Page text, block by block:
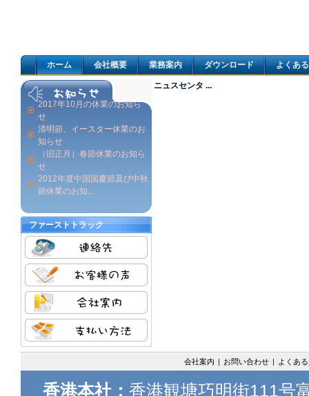
ホーム 会社概要 業務案内 ダウンロード よくあ
2017年10月の休業のお知ら
せ
清明節、イースター休業のお
知らせ
（旧正月）春節休業のお知ら
せ
2012年度中国国慶節及び中秋
節休業のお知...
ファーストトラック
ニュスセンタ ...
会社案内 | お問い合わせ | よくあ
香港本社： 香港観塘巧明街111